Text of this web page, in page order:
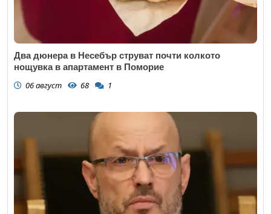
Два дюнера в Несебър струват почти колкото
нощувка в апартамент в Поморие
06 август 68 1